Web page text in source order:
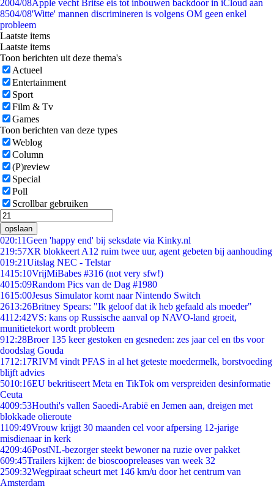
2004/08Apple vecht Britse eis tot inbouwen backdoor in iCloud aan
8504/08'Witte' mannen discrimineren is volgens OM geen enkel
probleem
Laatste items
Laatste items
Toon berichten uit deze thema's
Actueel
Entertainment
Sport
Film & Tv
Games
Toon berichten van deze types
Weblog
Column
(P)review
Special
Poll
Scrollbar gebruiken
opslaan
020:11Geen 'happy end' bij seksdate via Kinky.nl
219:57XR blokkeert A12 ruim twee uur, agent gebeten bij aanhouding
019:21Uitslag NEC - Telstar
1415:10VrijMiBabes #316 (not very sfw!)
4015:09Random Pics van de Dag #1980
1615:00Jesus Simulator komt naar Nintendo Switch
2613:26Britney Spears: "Ik geloof dat ik heb gefaald als moeder"
4112:42VS: kans op Russische aanval op NAVO-land groeit,
munitietekort wordt probleem
912:28Broer 135 keer gestoken en gesneden: zes jaar cel en tbs voor
doodslag Gouda
1712:17RIVM vindt PFAS in al het geteste moedermelk, borstvoeding
blijft advies
5010:16EU bekritiseert Meta en TikTok om verspreiden desinformatie
Ceuta
4009:53Houthi's vallen Saoedi-Arabië en Jemen aan, dreigen met
blokkade olieroute
1109:49Vrouw krijgt 30 maanden cel voor afpersing 12-jarige
misdienaar in kerk
4209:46PostNL-bezorger steekt bewoner na ruzie over pakket
609:45Trailers kijken: de bioscoopreleases van week 32
2509:32Wegpiraat scheurt met 146 km/u door het centrum van
Amsterdam